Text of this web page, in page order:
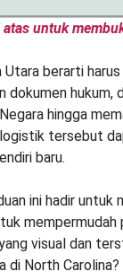
untuk
Utara berarti
dokumen
hingga
tersebut
baru.
ini hadir
mempermudah
visual dan
di North